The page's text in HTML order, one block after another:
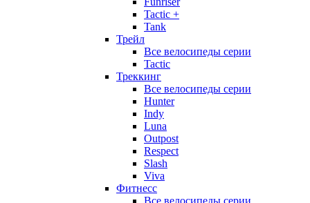
Tactic +
Tank
Трейл
Все велосипеды серии
Tactic
Треккинг
Все велосипеды серии
Hunter
Indy
Luna
Outpost
Respect
Slash
Viva
Фитнесс
Все велосипеды серии